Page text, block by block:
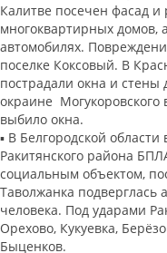
Калитве посечен фасад и
многоквартирных домов,
автомобилях.
поселке Коксовый. В
пострадали окна и
окраине
выбило окна.
▪️ В Белгородской
Ракитянского района
социальным объектом,
Таволжанка подверглась
человека. Под ударами
Орехово, Кукуевка,
Быценков.